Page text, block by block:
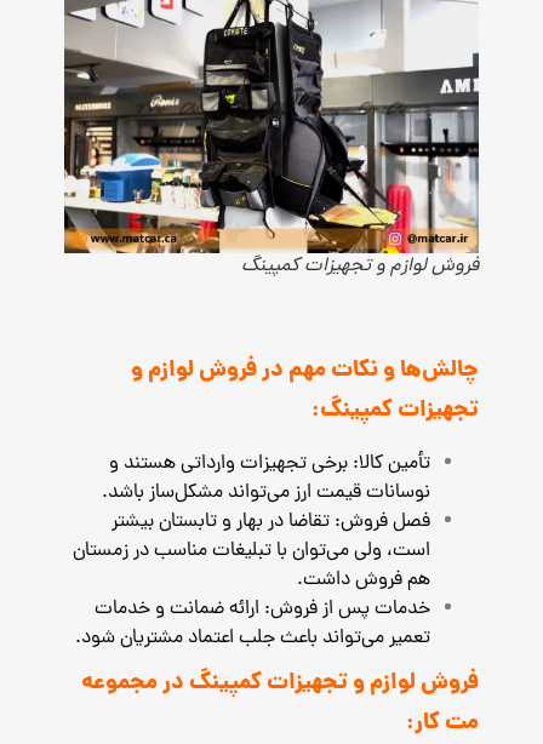
فروش لوازم و تجهیزات کمپینگ
چالش‌ها و نکات مهم در فروش لوازم و
تجهیزات کمپینگ:
تأمین کالا: برخی تجهیزات وارداتی هستند و
نوسانات قیمت ارز می‌تواند مشکل‌ساز باشد.
فصل فروش: تقاضا در بهار و تابستان بیشتر
است، ولی می‌توان با تبلیغات مناسب در زمستان
هم فروش داشت.
خدمات پس از فروش: ارائه ضمانت و خدمات
تعمیر می‌تواند باعث جلب اعتماد مشتریان شود.
فروش لوازم و تجهیزات کمپینگ در مجموعه
مت کار: